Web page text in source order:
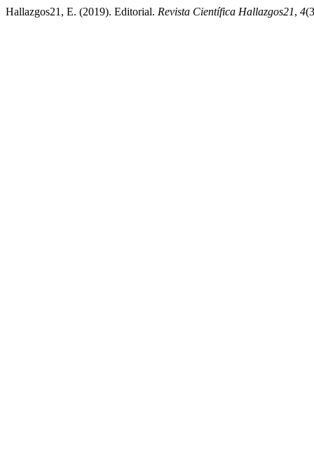
Hallazgos21, E. (2019). Editorial. Revista Científica Hallazgos21, 4